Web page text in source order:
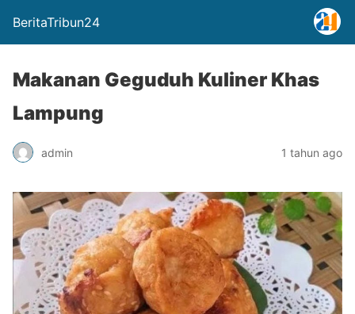
BeritaTribun24
Makanan Geguduh Kuliner Khas
Lampung
admin 1 tahun ago